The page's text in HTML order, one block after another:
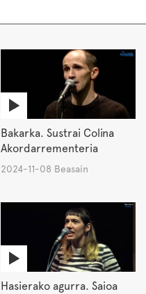
Bakarka. Sustrai Colina
Akordarrementeria
2024-11-08 Beasain
Hasierako agurra. Saioa